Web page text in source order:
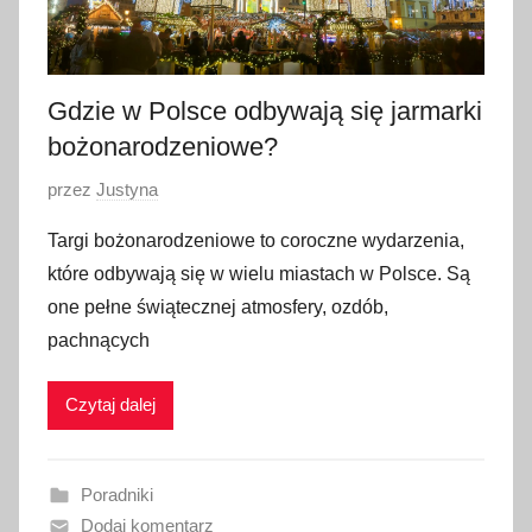
Gdzie w Polsce odbywają się jarmarki
bożonarodzeniowe?
O
u
b
l
i
w
n
przez Justyna
Targi bożonarodzeniowe to coroczne wydarzenia,
które odbywają się w wielu miastach w Polsce. Są
one pełne świątecznej atmosfery, ozdób,
pachnących
Czytaj dalej
Poradniki
Dodaj komentarz